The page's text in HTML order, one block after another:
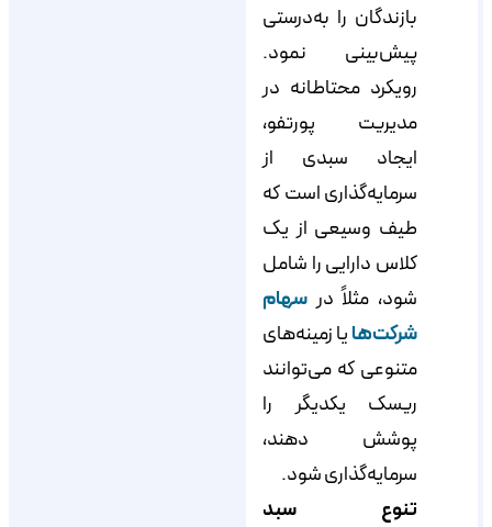
بازندگان را به‌درستی
پیش‌بینی نمود.
رویکرد محتاطانه در
مدیریت پورتفو،
ایجاد سبدی از
سرمایه‌گذاری است که
طیف وسیعی از یک
کلاس دارایی را شامل
شود، مثلاً در سهام
شرکت‌هایا زمینه‌های
متنوعی که می‌توانند
ریسک یکدیگر را
پوشش دهند،
سرمایه‌گذاری شود.
تنوع سبد